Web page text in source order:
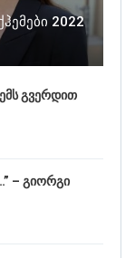
2022
გვერდით
– გიორგი